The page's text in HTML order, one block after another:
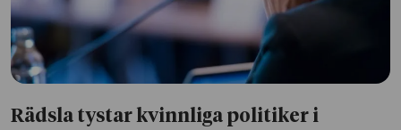
Rädsla tystar kvinnliga politiker i